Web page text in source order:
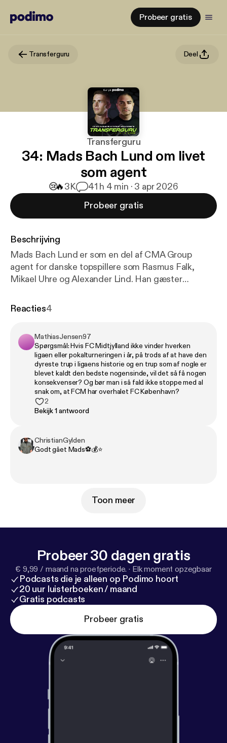
Probeer gratis
Transferguru Deel
Transferguru
34: Mads Bach Lund om livet
som agent
😢🔥3K 41 h 4 min · 3 apr 2026
Probeer gratis
Beschrijving
Mads Bach Lund er som en del af CMA Group
agent for danske topspillere som Rasmus Falk,
Mikael Uhre og Alexander Lind. Han gæster
ofte dårlige ry, den generelt måske lidt for nemme
dengang han slog på glasset på en restaurant i
København og bare begyndte at græde.
Reacties4
MathiasJensen97
Spørgsmål: Hvis FC Midtjylland ikke vinder hverken
ligaen eller pokalturneringen i år, på trods af at have den
dyreste trup i ligaens historie og en trup som af nogle er
blevet kaldt den bedste nogensinde, vil det så få nogen
konsekvenser? Og bør man i så fald ikke stoppe med al
snak om, at FCM har overhalet FC København?
2
Bekijk 1 antwoord
ChristianGylden
Godt gået Mads⚽️💰⭐️
Toon meer
Probeer 30 dagen gratis
€ 9,99 / maand na proefperiode. · Elk moment opzegbaar
Podcasts die je alleen op Podimo hoort
20 uur luisterboeken / maand
Gratis podcasts
Probeer gratis